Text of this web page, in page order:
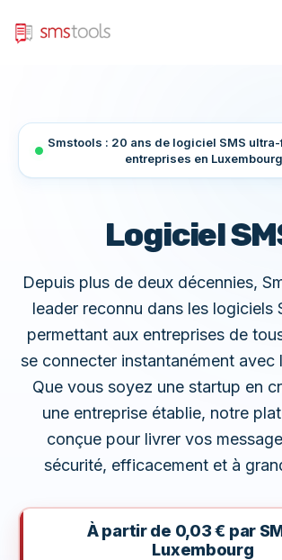
Smstools : 20 ans de logiciel SMS
entreprises en
Logiciel
Depuis plus de deux décennies,
leader reconnu dans les logiciels
permettant aux entreprises de
se connecter instantanément avec
Que vous soyez une startup en
une entreprise établie, notre
conçue pour livrer vos
sécurité, efficacement et à
À partir de 0,03 € par
Luxembourg